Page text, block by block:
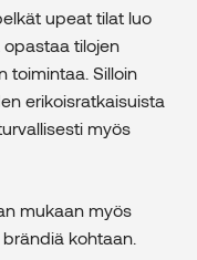
upeat tilat luo
opastaa tilojen
toimintaa. Silloin
erikoisratkaisuista
myös
mukaan myös
kohtaan.